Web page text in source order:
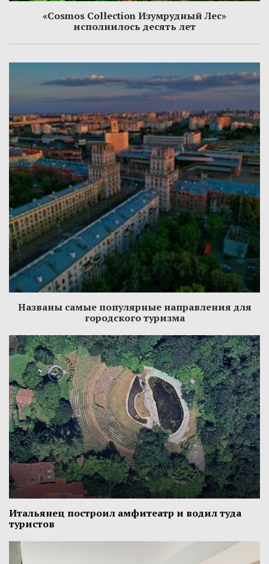
«Cosmos Collection Изумрудный Лес»
исполнилось десять лет
Названы самые популярные направления для
городского туризма
Итальянец построил амфитеатр и водил туда
туристов